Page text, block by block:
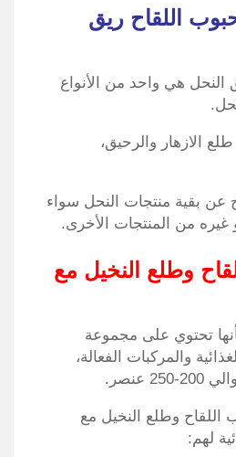
اللقاح ريق
هي واحد من الأنواع
الازهار والرحيق،
عن بقية منتجات النحل سواء
من المنتجات الأخرى.
وطلع النخيل مع
تحتوي على مجموعة
والمركبات الفعالة،
عنصر.
اللقاح وطلع النخيل مع
لهم: